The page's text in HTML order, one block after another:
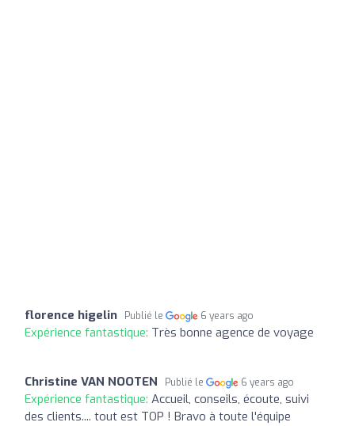
florence higelin Publié le 6 years ago
Expérience fantastique: Très bonne agence de voyage
Christine VAN NOOTEN Publié le 6 years ago
Expérience fantastique: Accueil, conseils, écoute, suivi
des clients.... tout est TOP ! Bravo à toute l'équipe